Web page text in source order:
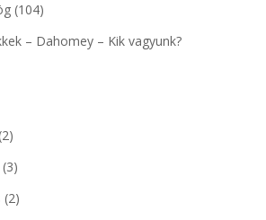
(104)
– Dahomey – Kik vagyunk?
(3)
(2)